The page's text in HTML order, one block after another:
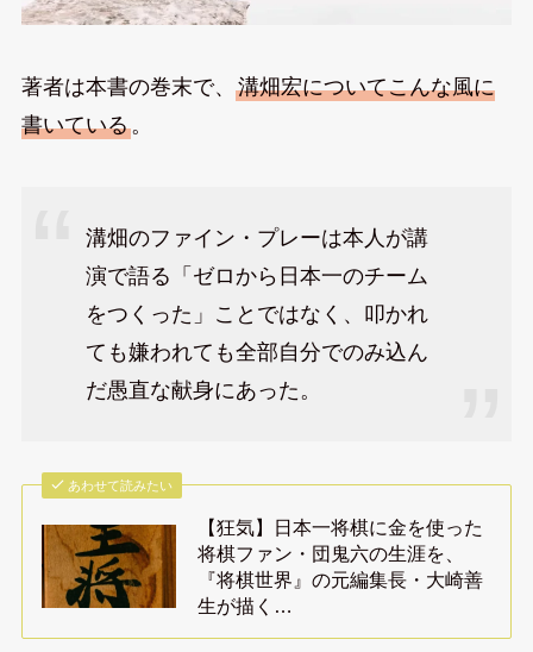
著者は本書の巻末で、 溝畑宏についてこんな風に
書いている。
溝畑のファイン・プレーは本人が講
演で語る「ゼロから日本一のチーム
をつくった」ことではなく、叩かれ
ても嫌われても全部自分でのみ込ん
だ愚直な献身にあった。
あわせて読みたい
【狂気】日本一将棋に金を使った
将棋ファン・団鬼六の生涯を、
『将棋世界』の元編集長・大崎善
生が描く…